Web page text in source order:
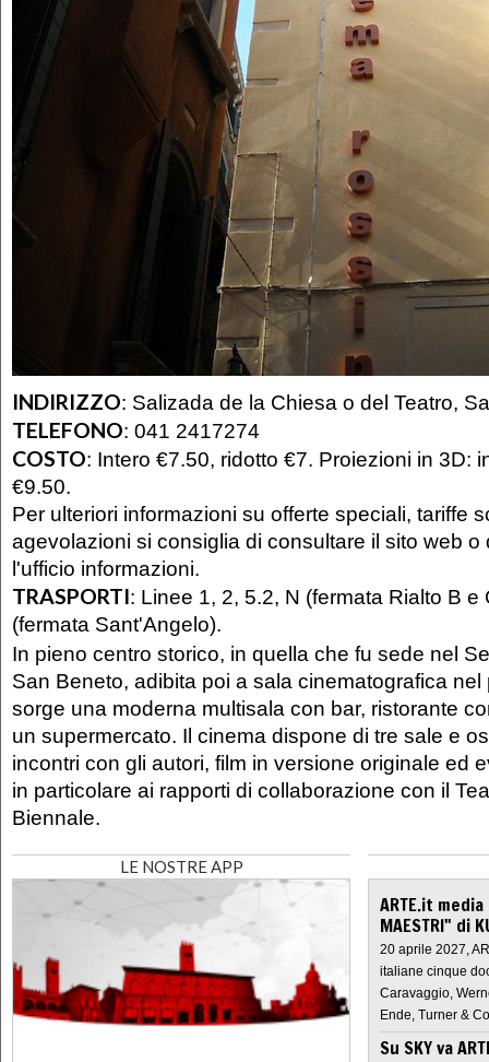
INDIRIZZO: Salizada de la Chiesa o del Teatro,
TELEFONO: 041 2417274
COSTO: Intero €7.50, ridotto €7. Proiezioni in 3D:
€9.50.
Per ulteriori informazioni su offerte speciali, tariffe
agevolazioni si consiglia di consultare il sito web o
l'ufficio informazioni.
TRASPORTI: Linee 1, 2, 5.2, N (fermata Rialto B e
(fermata Sant'Angelo).
In pieno centro storico, in quella che fu sede nel
San Beneto, adibita poi a sala cinematografica
sorge una moderna multisala con bar, ristorante
un supermercato. Il cinema dispone di tre sale e
incontri con gli autori, film in versione originale ed
in particolare ai rapporti di collaborazione con il
Biennale.
LE NOSTRE APP
ARTE.it
MAESTRI" di
20 aprile 2027,
italiane cinque
Caravaggio,
Ende, Turner &
Su SKY va